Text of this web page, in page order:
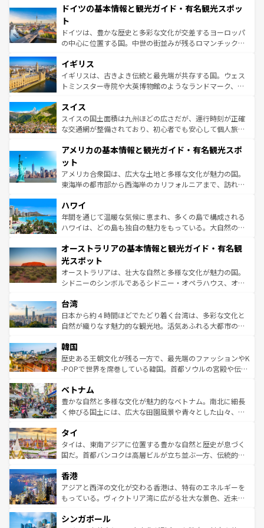
せる。地方によって風土や気候が異なるスペインはその個
ンテンツ一覧 を参照してほしい。
で、幅広い魅力が詰まっている。華麗な宮殿、歴史的な大
聖堂、美しいビーチ、そして豊かな自然が、訪れる者を心
から魅了する。また、フランスは美食の国としても知ら
れ、フランス料理はユネスコ無形文化遺産にも登録されて
香り高いラベンダー畑など、多彩な楽しみ方が可能だ。さ
らに、パリ以外の地域にも魅力が溢れており、どの街角に
も豊かな歴史と文化が息づいている。パリ以外の個性あふ
を参照してほしい。
ドイツの基本情報と観光ガイド・有名観光スポッ
ト
ドイツは、豊かな歴史と多彩な文化が交差するヨーロッパ
の中心に位置する国。中世の街並みが残るロマンチック街
顔を持つこの国は、どこを歩いても飽きることがない。ベ
ルリンの文化的活気、バイエルン州のアルプスの絶景、そ
してライン川沿いのワイン畑といった風景は必見。ビール
は、お酒好きな人にはぜひ体験してほしい。 なお、新着の
ドイツ情報はコンテンツ一覧を参照してほしい。
イギリス
イギリスは、古きよき伝統と最先端が共存する国。ウェス
トミンスター寺院や大英博物館のようなランドマーク、歴
リアごとに異なる魅力がある。また、優雅なアフタヌーン
ティー、ビール好きにはたまらない英国パブ、サッカー観
戦など、本場だからこそできる体験も豊富。イギリスを旅
ンツ一覧を参照してほしい。
スイス
スイスの国土面積は九州ほどの広さだが、運行時刻が正確
な交通網が整備されており、初心者でも安心して個人旅行
の建物がそのまま残る町や、スイスならではのユニークな
博物館もあり、アルプス観光だけでなく町歩きも満喫する
ことができる。国民の所得が高いため物価も高いが、旅行
者向けの交通パス提供のサービスもあり、うまく活用すれ
着のスイス情報は
アメリカの基本情報と観光ガイド・有名観光スポ
ット
アメリカ合衆国は、広大な土地と多様な文化が魅力の国。
東海岸の都市部から西海岸のカリフォルニアまで、訪れる
のような巨大都市は、観光、ショッピング、エンターテイ
ンメントが詰まった刺激的なスポットだ。一方、アメリカ
西部には大自然が広がり、グランドキャニオンやイエロー
部のニューオーリンズでは、音楽と美食が融合した独特の
文化が魅力。旅行者はアメリカの各地域で異なる魅力を楽
しみながら、その多様性と豊かな歴史を感じることができ
るだろう。車でのロードトリップや列車の旅も、アメリカ
情報は
ハワイ
年間を通じて温暖な気候に恵まれ、多くの島で構成される
ハワイは、どの島も独自の魅力をもっている。大自然の神
ワイ島は見逃せない。また、定番の観光地といえばオアフ
島だが、静かな自然を求めるならマウイ島やカウアイ島が
おすすめ。エメラルドグリーンに輝く海をはじめ、豊かな
文化や歴史が息づいている。「アロハスピリット」と呼ば
人々、おいしいローカルフードやハワイアンミュージッ
ク、伝統的なフラダンスなど、すべてがハワイの魅力を彩
っている。訪れるたびに新しい発見と感動が待っているハ
はコンテンツ一覧
オーストラリアの基本情報と観光ガイド・有名観
光スポット
オーストラリアは、壮大な自然と多様な文化が魅力の国。
シドニーのシンボルであるシドニー・オペラハウス、オー
リアリーフや大陸中央部にそびえるウルル（エアーズロッ
ク）、タスマニアの美しい原生林やケアンズの熱帯雨林な
ど、見どころがたくさん。また、カフェやワイン、オージ
いる。アクティビティも充実しており、サーフィンやダイ
ビング、ハイキングなど、アウトドア好きにはたまらな
い。オーストラリアの多彩な魅力を存分に味わいつくそ
参照してほしい。
台湾
日本から約４時間ほどでたどり着く台湾は、多彩な文化と
自然が織りなす魅力的な観光地。活気あふれる大都市の台
ン）、静ひつな山岳地帯である台湾東部など、都市の喧騒
と山間の静けさが共存しており、訪れる人に新しい発見と
驚きをもたらしてくれる。また、奥深い台湾の食文化も魅
容にもいいと評判のスイーツなど、バラエティ豊かな料理
が味わえる。 なお、新着の台湾情報は コンテンツ一覧を参
照してほしい。
韓国
歴史ある王朝文化が残る一方で、最先端のファッションやK
-POPで世界を席巻している韓国。首都ソウルの宮殿や伝統
き、地方に足を延ばせば四季折々の自然美を楽しむことが
できる。そして、キムチや焼肉、絶品のストリートフード
まで、さまざまな韓国料理が待っている。夜には、韓国な
リティに包まれながら、韓国の多彩な魅力を心ゆくまで味
わってみてほしい。 なお、新着の韓国情報はコンテンツ一
覧を参照してほしい。
ベトナム
豊かな自然と多様な文化が魅力的なベトナム。南北に細長
く伸びる国土には、広大な田園風景や青々とした山々、世
急速な発展と共に伝統が息づく。ハノイの古い町並みやホ
ーチミン市のフランス統治時代の建物も、独特の雰囲気を
醸し出している。また、バラエティの豊かさとおいしさで
とつ。フォーやバインミー、ベトナムコーヒーなどは、ぜ
ひ現地で味わいたい。どの地域を訪れてもあたたかい人々
が旅行者を迎えてくれるので、きっと忘れられない旅にな
参照してほしい。
タイ
タイは、東南アジアに位置する豊かな自然と歴史が息づく
国だ。首都バンコクは高層ビルが立ち並ぶ一方、伝統的な
の活気が交差している。北部ではチェンマイなどの山岳地
帯で自然と触れ合い、南部ではプーケットやクラビの美し
いビーチでリゾート気分を楽しむことができる。タイ料理
激する。気候は一年中温暖で、どの季節にも異なる楽しみ
香港
アジアと西洋の文化が交わる香港は、特有のエネルギーを
もっている。ヴィクトリア湾に広がる壮大な景色、近未来
み、どこを訪れても感動するはず。観光スポットが密集し
シンガポール